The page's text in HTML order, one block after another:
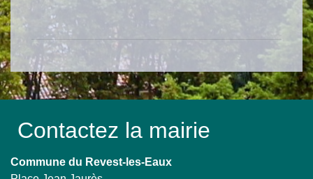
Contactez la mairie
Commune du Revest-les-Eaux